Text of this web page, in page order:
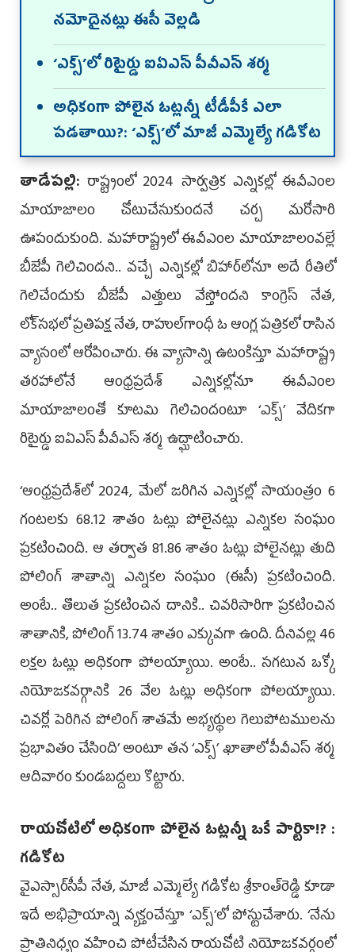
నమోదైనట్లు ఈసీ వెల్లడి
‘ఎక్స్‌’లో రిటైర్డు ఐఏఎస్‌ పీవీఎస్‌ శర్మ
అధికంగా పోలైన ఓట్లన్నీ టీడీపీకే ఎలా
పడతాయి?: ‘ఎక్స్‌’లో మాజీ ఎమ్మెల్యే గడికోట
తాడేప‌ల్లి: రాష్ట్రంలో 2024 సార్వత్రిక ఎన్నికల్లో ఈవీఎంల
మాయాజాలం చోటుచేసుకుందనే చర్చ మరోసారి
ఊపందుకుంది. మహారాష్ట్రలో ఈవీఎంల మాయాజాలంవల్లే
బీజేపీ గెలిచిందని.. వచ్చే ఎన్నికల్లో బిహార్‌లోనూ అదే రీతిలో
గెలిచేందుకు బీజేపీ ఎత్తులు వేస్తోందని కాంగ్రెస్‌ నేత,
లోక్‌సభలో ప్రతిపక్ష నేత, రాహుల్‌గాంధీ ఓ ఆంగ్ల పత్రికలో రాసిన
వ్యాసంలో ఆరోపించారు. ఈ వ్యాసాన్ని ఉటంకిస్తూ మహారాష్ట్ర
తరహాలోనే ఆంధ్రప్రదేశ్‌ ఎన్నికల్లోనూ ఈవీఎంల
మాయాజాలంతో కూటమి గెలిచిందంటూ ‘ఎక్స్‌’ వేదికగా
రిటైర్డు ఐఏఎస్‌ పీవీఎస్‌ శర్మ ఉద్ఘాటించారు.
‘ఆంధ్రప్రదేశ్‌లో 2024, మేలో జరిగిన ఎన్నికల్లో సాయంత్రం 6
గంటలకు 68.12 శాతం ఓట్లు పోలైనట్లు ఎన్నికల సంఘం
ప్రకటించింది. ఆ తర్వాత 81.86 శాతం ఓట్లు పోలైనట్లు తుది
పోలింగ్‌ శాతాన్ని ఎన్నికల సంఘం (ఈసీ) ప్రకటించింది.
అంటే.. తొలుత ప్రకటించిన దానికి.. చివరిసారిగా ప్రకటించిన
శాతానికి, పోలింగ్‌ 13.74 శాతం ఎక్కువగా ఉంది. దీనివల్ల 46
లక్షల ఓట్లు అధికంగా పోలయ్యాయి. అంటే.. సగటున ఒక్కో
నియోజకవర్గానికి 26 వేల ఓట్లు అధికంగా పోలయ్యాయి.
చివర్లో పెరిగిన పోలింగ్‌ శాతమే అభ్యర్థుల గెలుపోటములను
ప్రభావితం చేసింది’ అంటూ తన ‘ఎక్స్‌’ ఖాతాలో పీవీఎస్‌ శర్మ
ఆదివారం కుండబద్దలు కొట్టారు.
రాయచోటిలో అధికంగా పోలైన ఓట్లన్నీ ఒకే పార్టికా!? :
గడికోట
వైఎస్సార్‌సీపీ నేత, మాజీ ఎమ్మెల్యే గడికోట శ్రీకాంత్‌రెడ్డి కూడా
ఇదే అభిప్రాయాన్ని వ్యక్తంచేస్తూ ‘ఎక్స్‌’లో పోస్టుచేశారు. ‘నేను
ప్రాతినిధ్యం వహించి పోటీచేసిన రాయచోటి నియోజకవర్గంలో